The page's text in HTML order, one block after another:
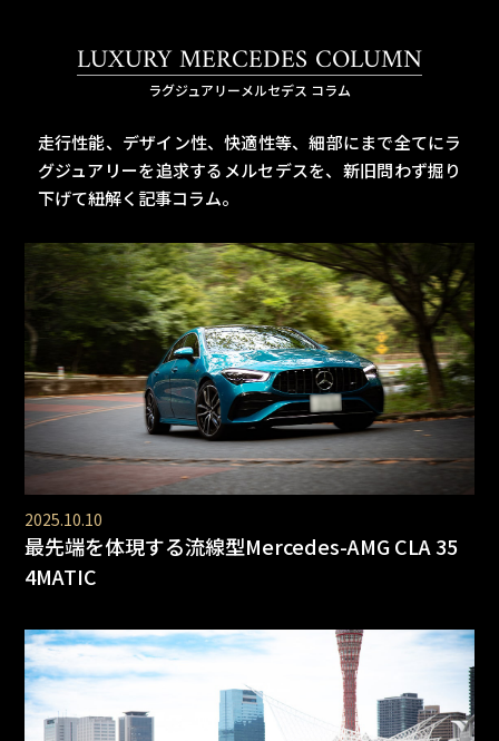
LUXURY MERCEDES COLUMN
ラグジュアリーメルセデス コラム
走行性能、デザイン性、快適性等、細部にまで全てにラ
グジュアリーを追求するメルセデスを、 新旧問わず掘り
下げて紐解く記事コラム。
2025.10.10
最先端を体現する流線型Mercedes-AMG CLA 35
4MATIC